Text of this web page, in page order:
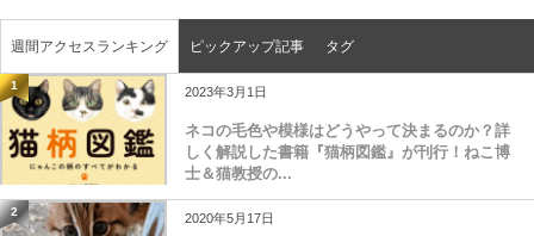
週間アクセスランキング ピックアップ記事 タグ
1 2023年3月1日
ネコの毛色や模様はどうやって決まるのか？詳
しく解説した書籍『猫柄図鑑』が刊行！ねこ博
士＆猫教授の...
2 2020年5月17日